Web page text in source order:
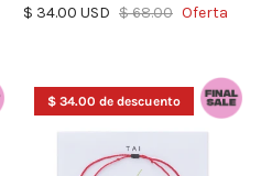
Precio de venta
$ 34.00 USD Precio normal
$ 68.00 Oferta
$ 34.00 de descuento